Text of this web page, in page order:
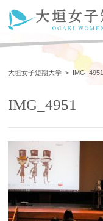
大垣女子短期大学 > IMG_4951
IMG_4951